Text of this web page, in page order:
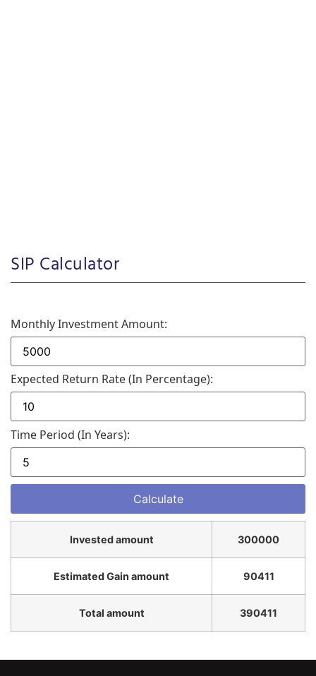
SIP Calculator
Monthly Investment Amount:
Expected Return Rate (in Percentage):
Time Period (in Years):
Invested amount 300000
Estimated Gain amount 90411
Total amount 390411